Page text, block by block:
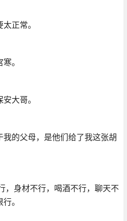
正常。
。
大哥。
的父母，是他们给了我这张胡
，身材不行，喝酒不行，聊天不
。